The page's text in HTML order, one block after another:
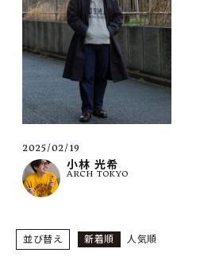
プライバシーポリシー
特定商取引法について
お問い合わせ
OFFICIAL WEB SITE
ようこそ ゲスト 様
meeting_room ログイン
2025/02/19
小林 光希
ARCH TOKYO
並び替え 新着順 人気順